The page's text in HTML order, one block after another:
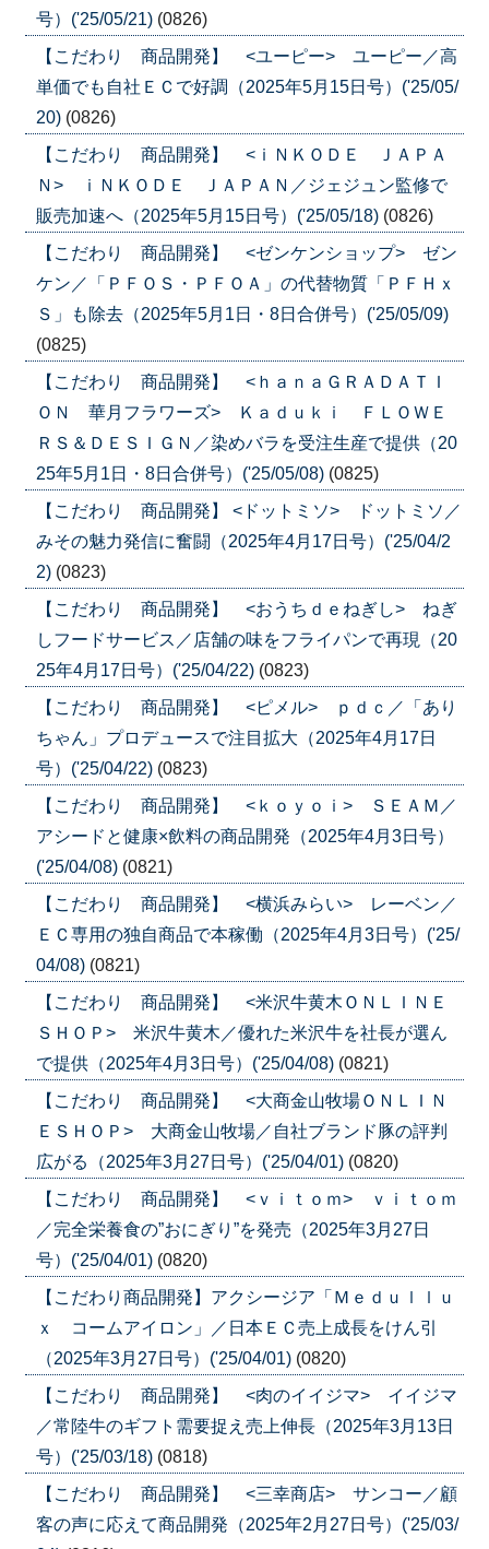
号）('25/05/21) (0826)
【こだわり 商品開発】 <ユーピー> ユーピー／高
単価でも自社ＥＣで好調（2025年5月15日号）('25/05/
20) (0826)
【こだわり 商品開発】 <ｉＮＫＯＤＥ ＪＡＰＡ
Ｎ> ｉＮＫＯＤＥ ＪＡＰＡＮ／ジェジュン監修で
販売加速へ（2025年5月15日号）('25/05/18) (0826)
【こだわり 商品開発】 <ゼンケンショップ> ゼン
ケン／「ＰＦＯＳ・ＰＦＯＡ」の代替物質「ＰＦＨｘ
Ｓ」も除去（2025年5月1日・8日合併号）('25/05/09)
(0825)
【こだわり 商品開発】 <ｈａｎａＧＲＡＤＡＴＩ
ＯＮ 華月フラワーズ> Ｋａｄｕｋｉ ＦＬＯＷＥ
ＲＳ＆ＤＥＳＩＧＮ／染めバラを受注生産で提供（20
25年5月1日・8日合併号）('25/05/08) (0825)
【こだわり 商品開発】 <ドットミソ> ドットミソ／
みその魅力発信に奮闘（2025年4月17日号）('25/04/2
2) (0823)
【こだわり 商品開発】 <おうちｄｅねぎし> ねぎ
しフードサービス／店舗の味をフライパンで再現（20
25年4月17日号）('25/04/22) (0823)
【こだわり 商品開発】 <ピメル> ｐｄｃ／「あり
ちゃん」プロデュースで注目拡大（2025年4月17日
号）('25/04/22) (0823)
【こだわり 商品開発】 <ｋｏｙｏｉ> ＳＥＡＭ／
アシードと健康×飲料の商品開発（2025年4月3日号）
('25/04/08) (0821)
【こだわり 商品開発】 <横浜みらい> レーベン／
ＥＣ専用の独自商品で本稼働（2025年4月3日号）('25/
04/08) (0821)
【こだわり 商品開発】 <米沢牛黄木ＯＮＬＩＮＥ
ＳＨＯＰ> 米沢牛黄木／優れた米沢牛を社長が選ん
で提供（2025年4月3日号）('25/04/08) (0821)
【こだわり 商品開発】 <大商金山牧場ＯＮＬＩＮ
ＥＳＨＯＰ> 大商金山牧場／自社ブランド豚の評判
広がる（2025年3月27日号）('25/04/01) (0820)
【こだわり 商品開発】 <ｖｉｔｏｍ> ｖｉｔｏｍ
／完全栄養食の”おにぎり”を発売（2025年3月27日
号）('25/04/01) (0820)
【こだわり商品開発】アクシージア「Ｍｅｄｕｌｌｕ
ｘ コームアイロン」／日本ＥＣ売上成長をけん引
（2025年3月27日号）('25/04/01) (0820)
【こだわり 商品開発】 <肉のイイジマ> イイジマ
／常陸牛のギフト需要捉え売上伸長（2025年3月13日
号）('25/03/18) (0818)
【こだわり 商品開発】 <三幸商店> サンコー／顧
客の声に応えて商品開発（2025年2月27日号）('25/03/